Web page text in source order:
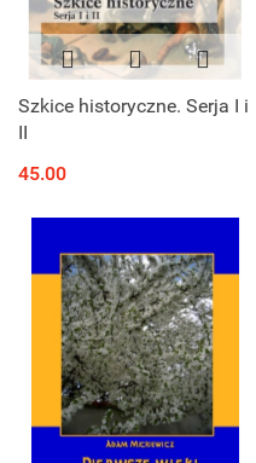
Szkice historyczne. Serja I i
II
45.00